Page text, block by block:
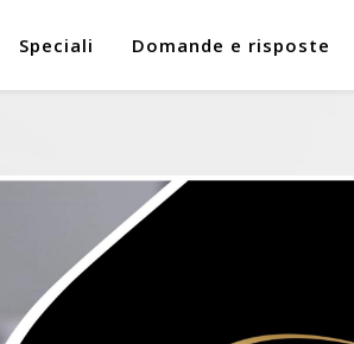
Speciali Domande e risposte